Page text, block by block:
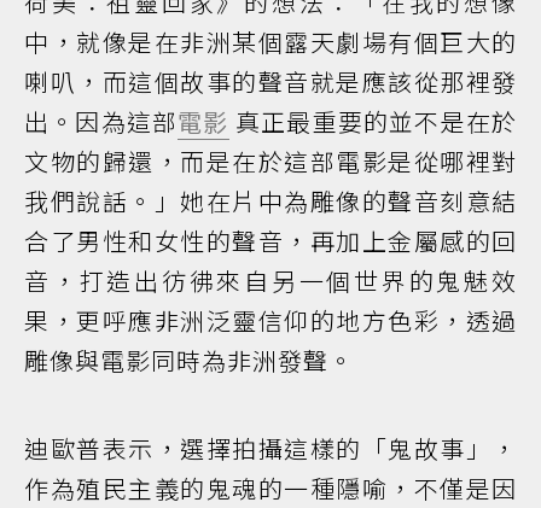
中，就像是在非洲某個露天劇場有個巨大的
喇叭，而這個故事的聲音就是應該從那裡發
出。因為這部電影 真正最重要的並不是在於
文物的歸還，而是在於這部電影是從哪裡對
我們說話。」她在片中為雕像的聲音刻意結
合了男性和女性的聲音，再加上金屬感的回
音，打造出彷彿來自另一個世界的鬼魅效
果，更呼應非洲泛靈信仰的地方色彩，透過
雕像與電影同時為非洲發聲。
迪歐普表示，選擇拍攝這樣的「鬼故事」，
作為殖民主義的鬼魂的一種隱喻，不僅是因